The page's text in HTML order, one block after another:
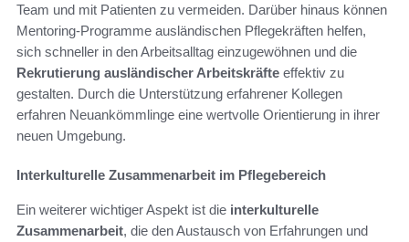
Team und mit Patienten zu vermeiden. Darüber hinaus können
Mentoring-Programme ausländischen Pflegekräften helfen,
sich schneller in den Arbeitsalltag einzugewöhnen und die
Rekrutierung ausländischer Arbeitskräfte effektiv zu
gestalten. Durch die Unterstützung erfahrener Kollegen
erfahren Neuankömmlinge eine wertvolle Orientierung in ihrer
neuen Umgebung.
Interkulturelle Zusammenarbeit im Pflegebereich
Ein weiterer wichtiger Aspekt ist die interkulturelle
Zusammenarbeit, die den Austausch von Erfahrungen und